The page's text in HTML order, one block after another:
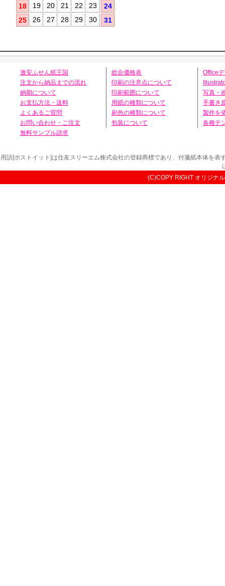
18
19 20 21 22 23
24
25
26 27 28 29 30 31
激安ふせん紙王国
注文から納品までの流れ
納期について
お支払方法・送料
よくあるご質問
お問い合わせ・ご注文
無料サンプル請求
総合価格表
印刷の注意点について
印刷範囲について
用紙の種類について
刷色の種類について
包装について
Office
写真・
手書き
製作を
各種テ
用語[ポストイット]は住友スリーエム株式会社の登録商標であり、付箋紙本体を
(C)COPY RIGHT オリジナ